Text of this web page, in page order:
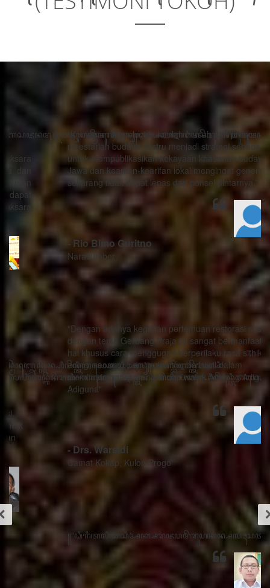
“Kemajuan teknologi bukanlah musuh dari proses
pelestarian budaya, justru menjadi strategi sebagai alat
untuk mempublikasikan kekayaan khasanah budaya
Jawa dan kearifan-kearifan lokal mengingat generasi
sekarang tidak dapat lepas dari ponsel pintarnya.”
- Rio Bimo Guritno
Narasumber
"Dengan adanya kegiatan pertemuan restorasi sosial
dengan tema Gerbang Praja ini sangat bermanfaat ada
hal khusus cara menggugah berperilaku rasa sithik
eding, seorang pemimpin mau berhasil dalam
memimpin harus menghindari watak Adigang Adigung
- Drs. Warsidi
Camat Kokap, Kulon Progo